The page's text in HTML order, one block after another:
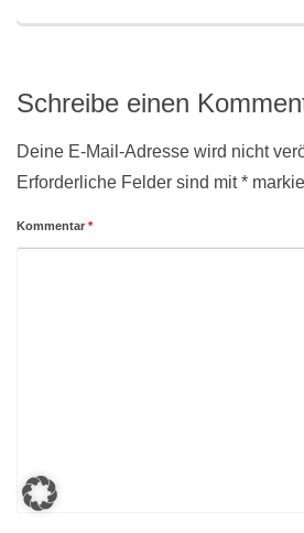
Schreibe einen
Deine E-Mail-Adresse wird nicht
Erforderliche Felder sind mit*
Kommentar *